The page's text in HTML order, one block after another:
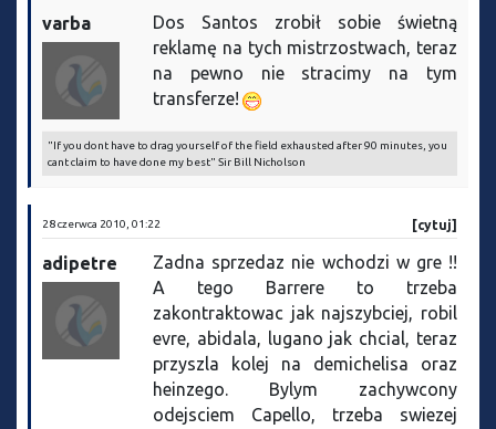
varba
Dos Santos zrobił sobie świetną
reklamę na tych mistrzostwach, teraz
na pewno nie stracimy na tym
transferze!
"If you dont have to drag yourself of the field exhausted after 90 minutes, you
cant claim to have done my best" Sir Bill Nicholson
28 czerwca 2010, 01:22 [cytuj]
adipetre
Zadna sprzedaz nie wchodzi w gre !!
A tego Barrere to trzeba
zakontraktowac jak najszybciej, robil
evre, abidala, lugano jak chcial, teraz
przyszla kolej na demichelisa oraz
heinzego. Bylym zachywcony
odejsciem Capello, trzeba swiezej